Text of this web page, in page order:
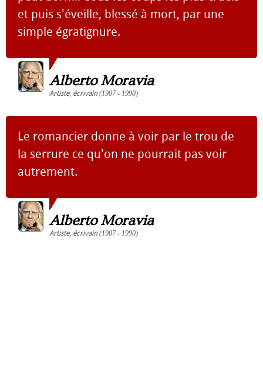
et puis s'éveille, blessé à mort, par une
simple égratignure.
Alberto Moravia
Artiste, écrivain(1907 - 1990)
Le romancier donne à voir par le trou de
la serrure ce qu'on ne pourrait pas voir
autrement.
Alberto Moravia
Artiste, écrivain(1907 - 1990)